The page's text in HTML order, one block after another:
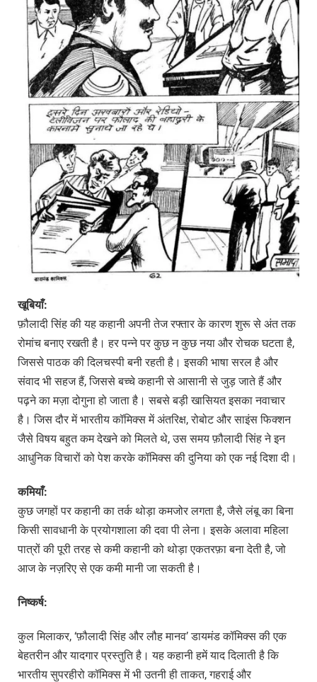
खूबियाँ:
फ़ौलादी सिंह की यह कहानी अपनी तेज रफ्तार के कारण शुरू से अंत तक
रोमांच बनाए रखती है। हर पन्ने पर कुछ न कुछ नया और रोचक घटता है,
जिससे पाठक की दिलचस्पी बनी रहती है। इसकी भाषा सरल है और
संवाद भी सहज हैं, जिससे बच्चे कहानी से आसानी से जुड़ जाते हैं और
पढ़ने का मज़ा दोगुना हो जाता है। सबसे बड़ी खासियत इसका नवाचार
है। जिस दौर में भारतीय कॉमिक्स में अंतरिक्ष, रोबोट और साइंस फिक्शन
जैसे विषय बहुत कम देखने को मिलते थे, उस समय फ़ौलादी सिंह ने इन
आधुनिक विचारों को पेश करके कॉमिक्स की दुनिया को एक नई दिशा दी।
कमियाँ:
कुछ जगहों पर कहानी का तर्क थोड़ा कमजोर लगता है, जैसे लंबू का बिना
किसी सावधानी के प्रयोगशाला की दवा पी लेना। इसके अलावा महिला
पात्रों की पूरी तरह से कमी कहानी को थोड़ा एकतरफ़ा बना देती है, जो
आज के नज़रिए से एक कमी मानी जा सकती है।
निष्कर्ष:
कुल मिलाकर, ‘फ़ौलादी सिंह और लौह मानव’ डायमंड कॉमिक्स की एक
बेहतरीन और यादगार प्रस्तुति है। यह कहानी हमें याद दिलाती है कि
भारतीय सुपरहीरो कॉमिक्स में भी उतनी ही ताकत, गहराई और